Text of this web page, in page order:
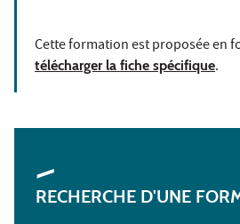
Cette formation est proposée en
télécharger la fiche spécifique.
RECHERCHE D'UNE